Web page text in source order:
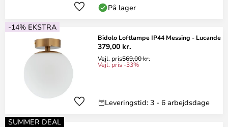
På lager
-14% EKSTRA
Bidolo Loftlampe IP44 Messing - Lucande
379,00 kr.
Vejl. pris569,00 kr.
Vejl. pris -33%
Leveringstid: 3 - 6 arbejdsdage
SUMMER DEAL